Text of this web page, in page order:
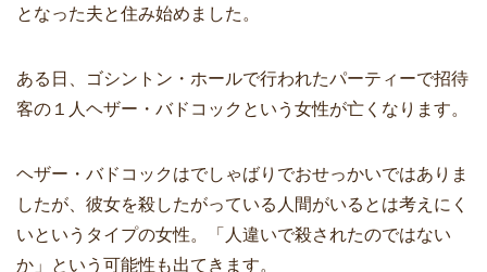
となった夫と住み始めました。
ある日、ゴシントン・ホールで行われたパーティーで招待
客の１人ヘザー・バドコックという女性が亡くなります。
ヘザー・バドコックはでしゃばりでおせっかいではありま
したが、彼女を殺したがっている人間がいるとは考えにく
いというタイプの女性。「人違いで殺されたのではない
か」という可能性も出てきます。